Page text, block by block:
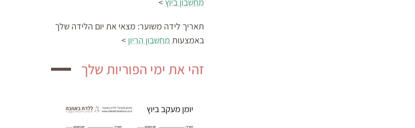
תאריך לידה משוער: מצאי את יום הלידה שלך
באמצעות מחשבון הריון >
זהי את ימי הפוריות שלך